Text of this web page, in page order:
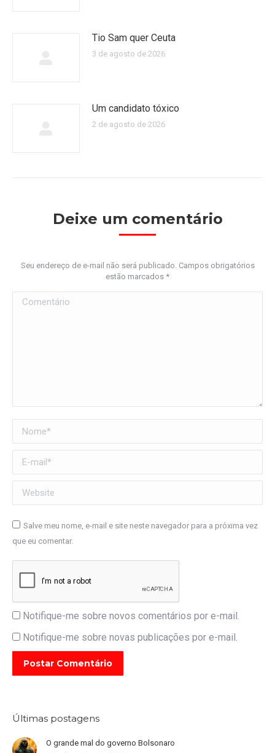
Tio Sam quer Ceuta
3 de agosto de 2026
Um candidato tóxico
2 de agosto de 2026
Deixe um comentário
Seu endereço de e-mail não será publicado. Campos obrigatórios
estão marcados *
Comentário
Nome *
E-mail *
Website
Salve meu nome, e-mail e site neste navegador para a próxima vez
que eu comentar.
Notifique-me sobre novos comentários por e-mail.
Notifique-me sobre novas publicações por e-mail.
Postar Comentário
Últimas postagens
O grande mal do governo Bolsonaro